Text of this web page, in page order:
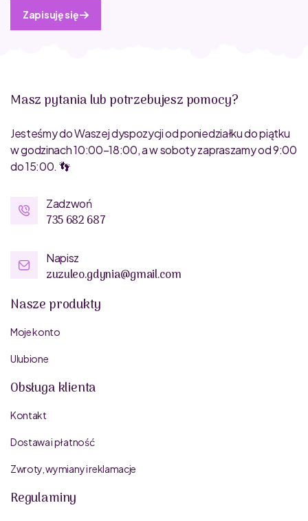
Zapisuję się
Masz pytania lub potrzebujesz pomocy?
Jesteśmy do Waszej dyspozycji od poniedziałku do piątku
w godzinach 10:00–18:00, a w soboty zapraszamy od 9:00
do 15:00. 👣
Zadzwoń
735 682 687
Napisz
zuzuleo.gdynia@gmail.com
Nasze produkty
Moje konto
Ulubione
Obsługa klienta
Kontakt
Dostawa i płatność
Zwroty, wymiany i reklamacje
Regulaminy